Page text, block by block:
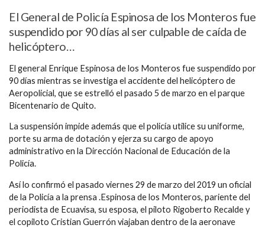
El General de Policía Espinosa de los Monteros fue
suspendido por 90 días al ser culpable de caída de
helicóptero…
El general Enrique Espinosa de los Monteros fue suspendido por
90 días mientras se investiga el accidente del helicóptero de
Aeropolicial, que se estrelló el pasado 5 de marzo en el parque
Bicentenario de Quito.
La suspensión impide además que el policía utilice su uniforme,
porte su arma de dotación y ejerza su cargo de apoyo
administrativo en la Dirección Nacional de Educación de la
Policía.
Así lo confirmó el pasado viernes 29 de marzo del 2019 un oficial
de la Policía a la prensa .Espinosa de los Monteros, pariente del
periodista de Ecuavisa, su esposa, el piloto Rigoberto Recalde y
el copiloto Cristian Guerrón viajaban dentro de la aeronave